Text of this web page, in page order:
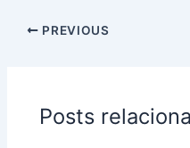
PREVIOUS
Posts